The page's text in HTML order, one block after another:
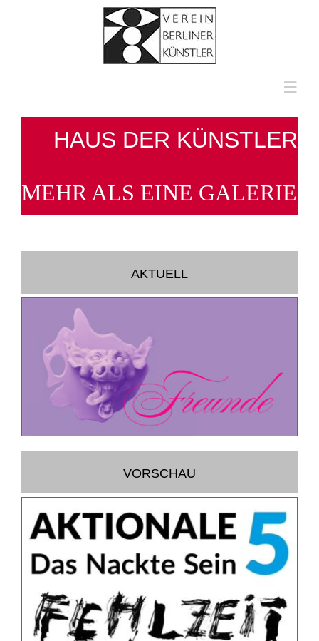
KONTAKT
Suche
nach:
HAUS DER KÜNSTLER
MEHR ALS EINE GALERIE
AKTUELL
VORSCHAU